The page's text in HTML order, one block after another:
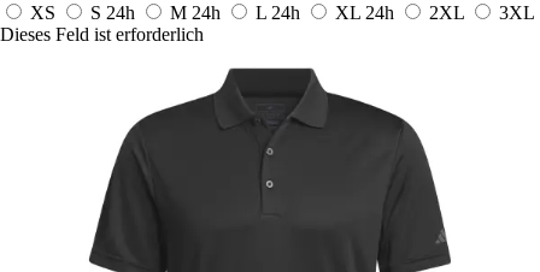
XS
S 24h M 24h L 24h XL 24h 2XL
3XL
Dieses Feld ist erforderlich